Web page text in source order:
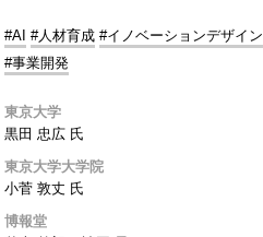
#AI #人材育成 #イノベーションデザイン
#事業開発
東京大学
黒田 忠広 氏
東京大学大学院
小菅 敦丈 氏
博報堂